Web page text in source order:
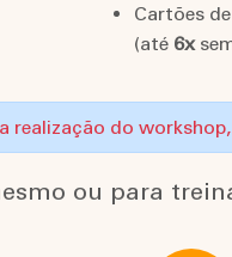
Cartões
(até 6x
do
ou para